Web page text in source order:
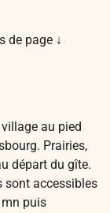
de page ↓
au pied
Prairies,
départ du gîte.
sont accessibles
puis